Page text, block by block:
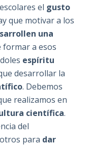
el gusto
que motivar a los
una
formar a esos
espíritu
desarrollar la
. Debemos
realizamos en
científica.
del
para dar